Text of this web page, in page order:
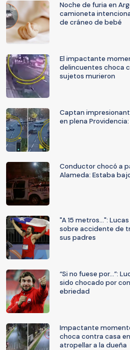
Noche de furia en
camioneta
de cráneo de bebé
El impactante
delincuentes choca
sujetos murieron
Captan
en plena
Conductor chocó a
Alameda: Estaba
"A 15 metros...":
sobre accidente de
sus padres
“Si no fuese por…”:
sido chocado por
ebriedad
Impactante
choca contra casa
atropellar a la dueña